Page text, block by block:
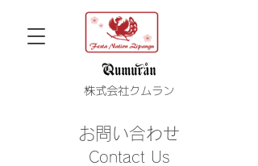
株式会社クムラン
お問い合わせ
Contact Us